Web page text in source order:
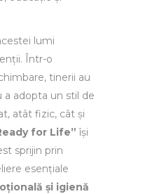
lumi
Într-o
tinerii au
a adopta un stil de
atât fizic, cât și
for Life” își
sprijin prin
esențiale
și igienă